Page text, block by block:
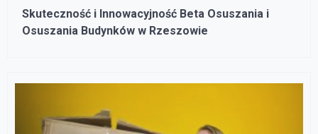
Skuteczność i Innowacyjność Beta Osuszania i
Osuszania Budynków w Rzeszowie